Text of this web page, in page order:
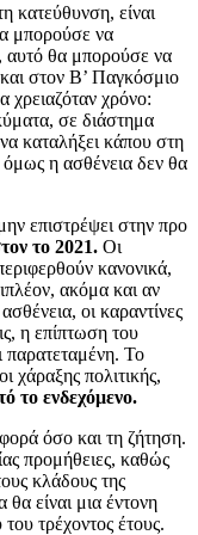
κατεύθυνση, είναι
μπορούσε να
αυτό θα μπορούσε να
στον Β’ Παγκόσμιο
χρόνο:
σε διάστημα
καταλήξει κάπου στη
η ασθένεια δεν θα
επιστρέψει στην προ
το 2021. Οι
κανονικά,
ακόμα και αν
οι καραντίνες
η επίπτωση του
παρατεταμένη. Το
χάραξης πολιτικής,
το ενδεχόμενο.
όσο και τη ζήτηση.
προμήθειες, καθώς
κλάδους της
είναι μια έντονη
τρέχοντος έτους.